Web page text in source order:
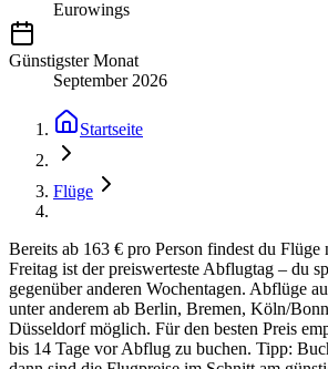
Eurowings
Günstigster Monat
September 2026
Startseite
Flüge
Bereits ab 163 € pro Person findest du Flüge
Freitag ist der preiswerteste Abflugtag – du
gegenüber anderen Wochentagen. Abflüge
unter anderem ab Berlin, Bremen, Köln/
Düsseldorf möglich. Für den besten Preis
bis 14 Tage vor Abflug zu buchen. Tipp: